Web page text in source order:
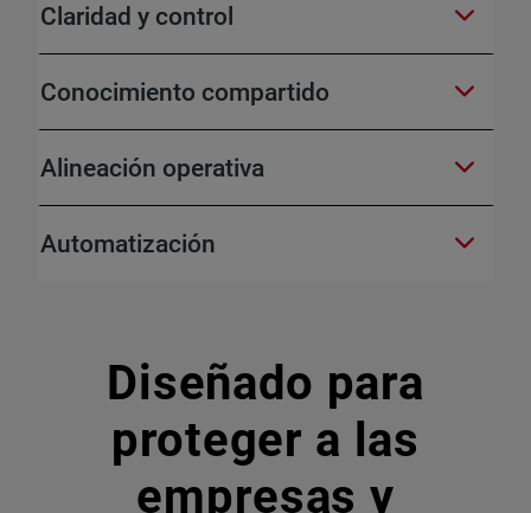
Claridad y control
Conocimiento compartido
Alineación operativa
Automatización
Diseñado para
proteger a las
empresas y